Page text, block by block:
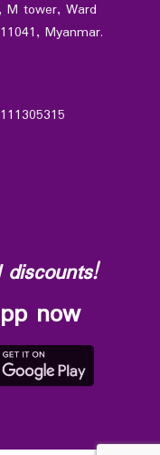
M tower, Ward
Myanmar.
111305315
now